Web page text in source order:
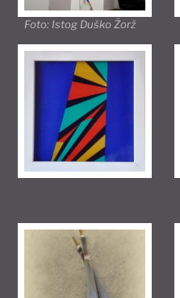
Foto: Istog Duško Žorž